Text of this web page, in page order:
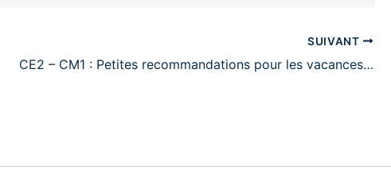
SUIVANT
CE2 – CM1 : Petites recommandations pour les vacances…